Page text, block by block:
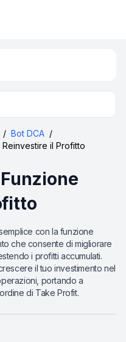
/ Bot DCA /
il Profitto
con la funzione
che consente di migliorare
i profitti accumulati.
il tuo investimento nel
portando a
di Take Profit.